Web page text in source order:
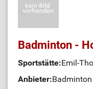
Badminton -
Sportstätte:Emil-
Anbieter:Badminton